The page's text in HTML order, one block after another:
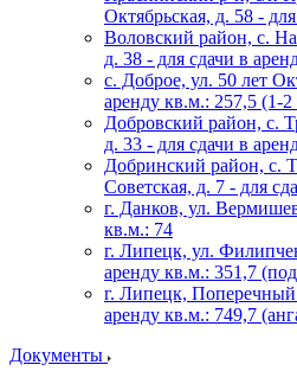
Октябрьская, д. 58 -
Воловский район, с.
д. 38 - для сдачи в
с. Доброе, ул. 50 лет
аренду кв.м.: 257,5 (1-2
Добровский район, с.
д. 33 - для сдачи в
Добринский район, с.
Советская, д. 7 - для
г. Данков, ул.
кв.м.: 74
г. Липецк, ул.
аренду кв.м.: 351,7
г. Липецк, Поперечный
аренду кв.м.: 749,7
Документы